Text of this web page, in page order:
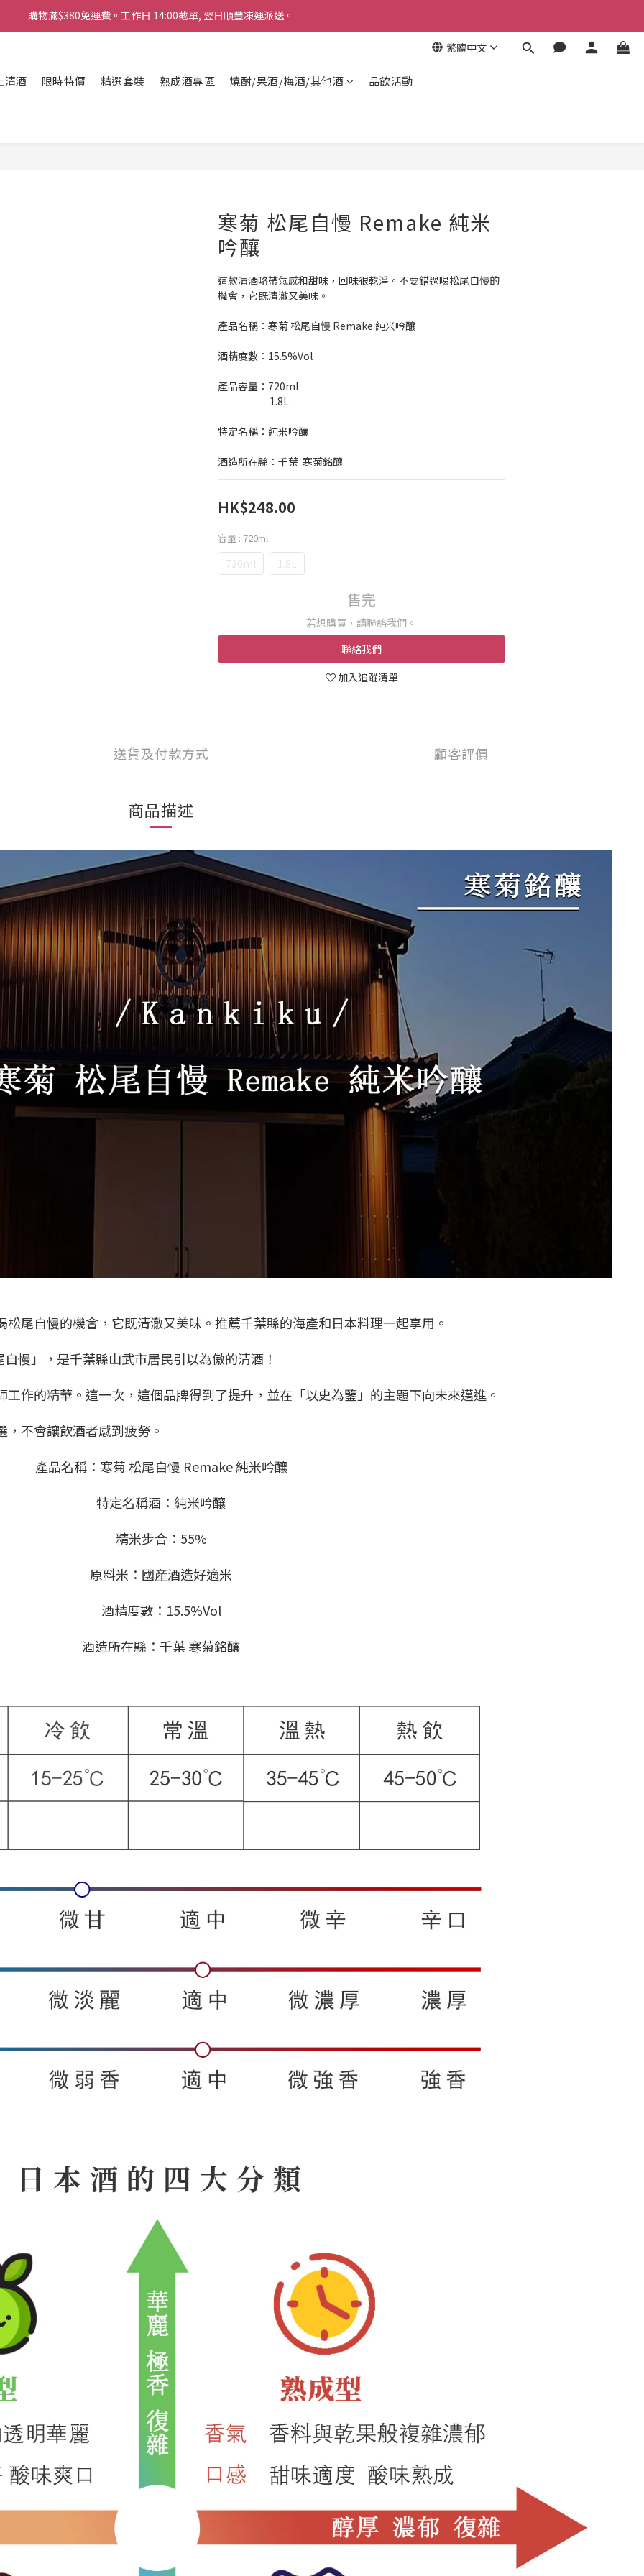
購物滿$380免運費。工作日 14:00截單, 翌日順豐凍運派送。
「720ml 清酒自由配 (Mix & Match)」$698 任選 4 支
購物滿$380免運費。工作日 14:00截單, 翌日順豐凍運派送。
繁體中文
清酒 限時特價 精選套裝 熟成酒專區 燒酎/果酒/梅酒/其他酒 品飲活動
寒菊 松尾自慢 Remake 純米
吟釀
這款清酒略帶氣感和甜味，回味很乾淨。不要錯過喝松尾自慢的
機會，它既清澈又美味。
產品名稱：寒菊 松尾自慢 Remake 純米吟釀
酒精度數：15.5%Vol
產品容量：720ml
                        1.8L
特定名稱：純米吟釀
酒造所在縣：千葉  寒菊銘釀
HK$248.00
容量 : 720ml
720ml 1.8L
售完
若想購買，請聯絡我們。
聯絡我們
加入追蹤清單
送貨及付款方式 顧客評價
商品描述
尾自慢的機會，它既清澈又美味。推薦千葉縣的海產和日本料理一起享用。
慢」，是千葉縣山武市居民引以為傲的清酒！
作的精華。這一次，這個品牌得到了提升，並在「以史為鑒」的主題下向未來邁進。
不會讓飲酒者感到疲勞。
產品名稱：寒菊 松尾自慢 Remake 純米吟釀
特定名稱酒：純米吟釀
精米步合：55%
原料米：國産酒造好適米
酒精度數：15.5%Vol
酒造所在縣：千葉 寒菊銘釀